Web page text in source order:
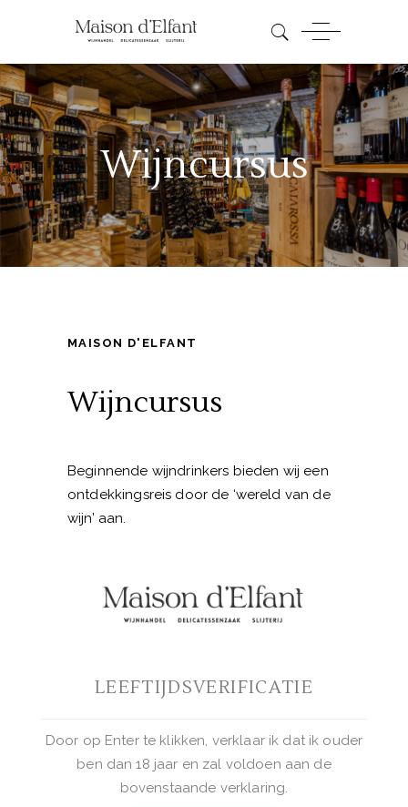
Wijncursus
MAISON D'ELFANT
Wijncursus
Beginnende wijndrinkers bieden wij een
ontdekkingsreis door de ‘wereld van de
wijn’ aan.
– de verschillende druivensoorten en
gebieden
– het openen en serveren van wijn
– het aankopen en bewaren van wijn
– het ruiken
– proeven en beoordelen van ongeveer
LEEFTIJDSVERIFICATIE
Door op Enter te klikken, verklaar ik dat ik ouder
ben dan 18 jaar en zal voldoen aan de
bovenstaande verklaring.